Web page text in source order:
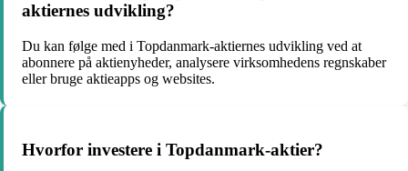
aktiernes udvikling?
Du kan følge med i Topdanmark-aktiernes udvikling ved at
abonnere på aktienyheder, analysere virksomhedens regnskaber
eller bruge aktieapps og websites.
Hvorfor investere i Topdanmark-aktier?